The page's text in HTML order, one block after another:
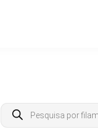
Products
search